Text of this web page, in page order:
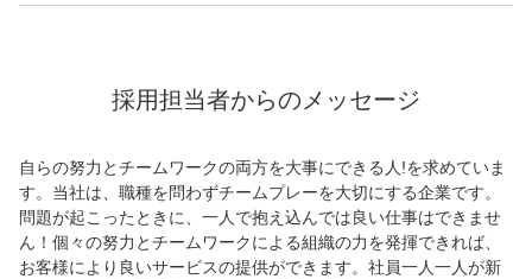
採用担当者からのメッセージ
自らの努力とチームワークの両方を大事にできる人!を求めていま
す。当社は、職種を問わずチームプレーを大切にする企業です。
問題が起こったときに、一人で抱え込んでは良い仕事はできませ
ん！個々の努力とチームワークによる組織の力を発揮できれば、
お客様により良いサービスの提供ができます。社員一人一人が新